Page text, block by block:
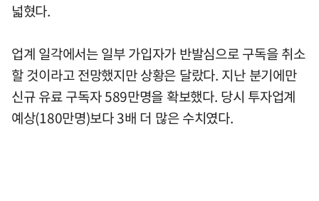
넓혔다.
업계 일각에서는 일부 가입자가 반발심으로 구독을 취소
할 것이라고 전망했지만 상황은 달랐다. 지난 분기에만
신규 유료 구독자 589만명을 확보했다. 당시 투자업계
예상(180만명)보다 3배 더 많은 수치였다.